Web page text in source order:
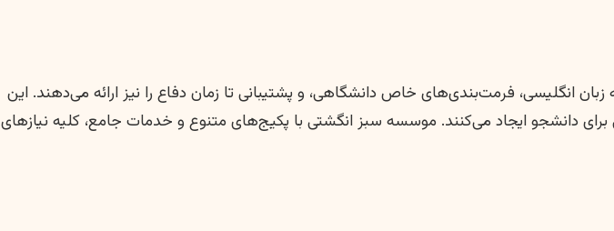
انگلیسی، فرمت‌بندی‌های خاص دانشگاهی، و پشتیبانی تا زمان دفاع را نیز ارائه می‌دهند. این
برای دانشجو ایجاد می‌کنند. موسسه سبز انگشتی با پکیج‌های متنوع و خدمات جامع، کلیه نیازهای